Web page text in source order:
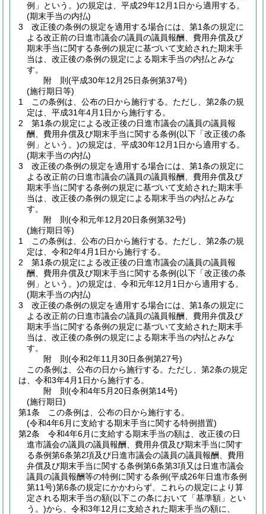
例」という。)の規定は、平成29年12月1日から適用する。
(期末手当の内払)
3
改正後の条例の規定を適用する場合には、第1条の規定に
よる改正前の日進市議会の議員の議員報酬、費用弁償及び
期末手当に関する条例の規定に基づいて支給された期末手
当は、改正後の条例の規定による期末手当の内払とみな
す。
附 則(平成30年12月25日条例第37号)
(施行期日等)
1
この条例は、公布の日から施行する。 ただし、第2条の規
定は、平成31年4月1日から施行する。
2
第1条の規定による改正後の日進市議会の議員の議員報
酬、費用弁償及び期末手当に関する条例(以下「改正後の条
例」という。)の規定は、平成30年12月1日から適用する。
(期末手当の内払)
3
改正後の条例の規定を適用する場合には、第1条の規定に
よる改正前の日進市議会の議員の議員報酬、費用弁償及び
期末手当に関する条例の規定に基づいて支給された期末手
当は、改正後の条例の規定による期末手当の内払とみな
す。
附 則(令和元年12月20日条例第32号)
(施行期日等)
1
この条例は、公布の日から施行する。 ただし、第2条の規
定は、令和2年4月1日から施行する。
2
第1条の規定による改正後の日進市議会の議員の議員報
酬、費用弁償及び期末手当に関する条例(以下「改正後の条
例」という。)の規定は、令和元年12月1日から適用する。
(期末手当の内払)
3
改正後の条例の規定を適用する場合には、第1条の規定に
よる改正前の日進市議会の議員の議員報酬、費用弁償及び
期末手当に関する条例の規定に基づいて支給された期末手
当は、改正後の条例の規定による期末手当の内払とみな
す。
附 則(令和2年11月30日条例第27号)
この条例は、公布の日から施行する。 ただし、第2条の規定
は、令和3年4月1日から施行する。
附 則(令和4年5月20日条例第14号)
(施行期日)
第1条
この条例は、公布の日から施行する。
(令和4年6月に支給する期末手当に関する特例措置)
第2条
令和4年6月に支給する期末手当の額は、改正後の日
進市議会の議員の議員報酬、費用弁償及び期末手当に関す
る条例第6条第2項及び日進市議会の議員の議員報酬、費用
弁償及び期末手当に関する条例第6条第3項又は日進市議会
議員の議員報酬等の特例に関する条例(平成26年日進市条例
第11号)第6条の規定にかかわらず、これらの規定により算
定される期末手当の額(以下この条において「基準額」とい
う。)から、令和3年12月に支給された期末手当の額に、